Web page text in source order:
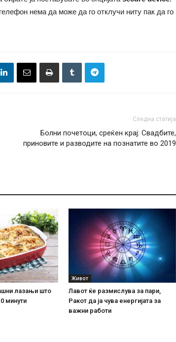
нема да може да го отклучи ниту пак да го
Следна статија
Болни почетоци, среќен крај: Свадбите,
приновите и разводите на познатите во 2019
лазањи што
минути
Живот
Лавот ќе размислува за пари,
Ракот да ја чува енергијата за
важни работи